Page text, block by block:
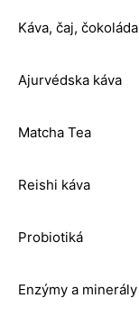
Káva, čaj, čokoláda
Ajurvédska káva
Matcha Tea
Reishi káva
Probiotiká
Enzýmy a minerály